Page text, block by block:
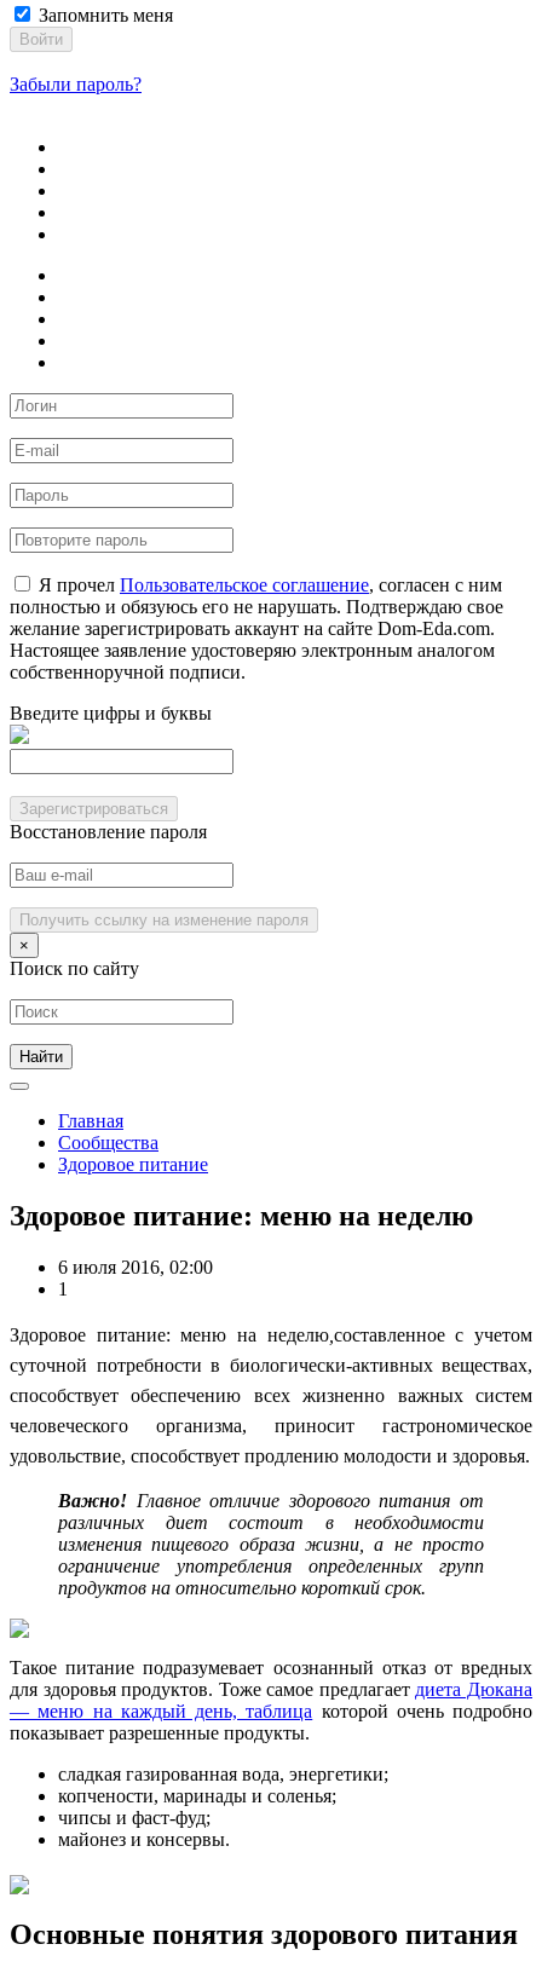
Запомнить меня
Войти
Забыли пароль?
Я прочел Пользовательское соглашение, согласен с ним
полностью и обязуюсь его не нарушать. Подтверждаю свое
желание зарегистрировать аккаунт на сайте Dom-Eda.com.
Настоящее заявление удостоверяю электронным аналогом
собственноручной подписи.
Введите цифры и буквы
Зарегистрироваться
Восстановление пароля
Получить ссылку на изменение пароля
×
Поиск по сайту
Главная
Сообщества
Здоровое питание
Здоровое питание: меню на неделю
6 июля 2016, 02:00
1
Здоровое питание: меню на неделю, составленное с учетом
суточной потребности в биологически-активных веществах,
способствует обеспечению всех жизненно важных систем
человеческого организма, приносит гастрономическое
удовольствие, способствует продлению молодости и здоровья.
Важно! Главное отличие здорового питания от
различных диет состоит в необходимости
изменения пищевого образа жизни, а не просто
ограничение употребления определенных групп
продуктов на относительно короткий срок.
Такое питание подразумевает осознанный отказ от вредных
для здоровья продуктов. Тоже самое предлагает диета Дюкана
— меню на каждый день, таблица которой очень подробно
показывает разрешенные продукты.
сладкая газированная вода, энергетики;
копчености, маринады и соленья;
чипсы и фаст-фуд;
майонез и консервы.
Основные понятия здорового питания